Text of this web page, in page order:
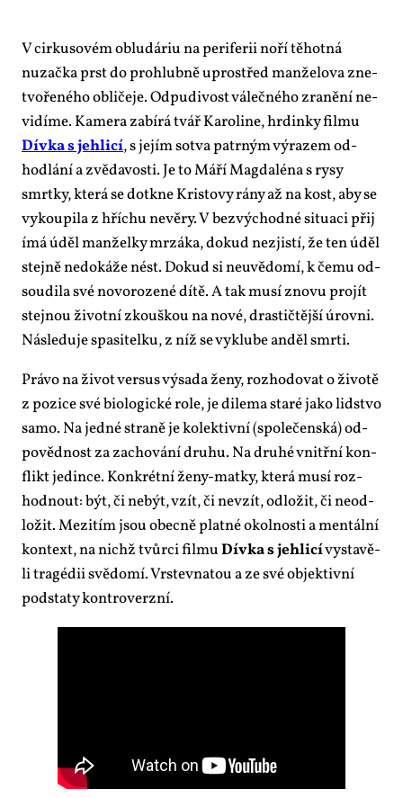
V cir­ku­so­vém ob­ludáriu na pe­ri­fe­rii no­ří tě­hot­ná
nuzač­ka prst do pro­hlub­ně upro­střed man­že­lo­va zne­
tvo­ře­né­ho ob­li­če­je. Od­pu­di­vost vá­leč­né­ho zra­ně­ní ne­
vi­dí­me. Ka­me­ra za­bí­rá tvář Ka­ro­li­ne, hr­din­ky fil­mu
Dív­ka s jeh­li­cí, s je­jím sotva pa­tr­ným vý­ra­zem od­
hod­lá­ní a zvě­da­vos­ti. Je to Má­ří Mag­da­lé­na s ry­sy
smrt­ky, kte­rá se do­tkne Kris­to­vy rá­ny až na kost, aby se
vy­kou­pi­la z hří­chu ne­vě­ry. V bez­vý­chod­né si­tu­a­ci při­j
í­má úděl man­žel­ky mr­zá­ka, do­kud ne­zjis­tí, že ten úděl
stej­ně ne­do­ká­že nést. Do­kud si ne­u­vě­do­mí, k če­mu od­
sou­di­la své no­vo­ro­ze­né dí­tě. A tak mu­sí zno­vu pro­jít
stej­nou ži­vot­ní zkouš­kou na no­vé, dras­tič­těj­ší úrov­ni.
Ná­sle­du­je spa­si­tel­ku, z níž se vy­klu­be an­děl smr­ti.
Prá­vo na ži­vot ver­sus vý­sa­da že­ny, roz­ho­do­vat o ži­vo­tě
z po­zi­ce své bi­o­lo­gic­ké ro­le, je di­le­ma sta­ré ja­ko lid­stvo
sa­mo. Na jed­né stra­ně je ko­lek­tiv­ní (spo­le­čen­ská) od­
po­věd­nost za za­cho­vá­ní dru­hu. Na dru­hé vnitř­ní kon­
flikt je­din­ce. Kon­krét­ní že­ny-mat­ky, kte­rá mu­sí roz­
hod­nout: být, či ne­být, vzít, či ne­vzít, od­lo­žit, či ne­od­
lo­žit. Me­zi­tím jsou obec­ně plat­né okol­nos­ti a men­tál­ní
kon­text, na nichž tvůr­ci fil­muDív­ka s jeh­li­cívy­sta­vě­
li tragé­dii svě­do­mí. Vrs­tev­na­tou a ze své ob­jek­tiv­ní
pod­sta­ty kon­tro­verz­ní.